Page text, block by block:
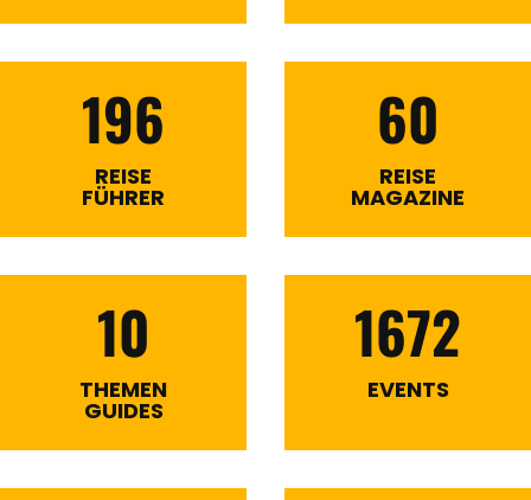
196
REISE
FÜHRER
60
REISE
MAGAZINE
10
THEMEN
GUIDES
1672
EVENTS